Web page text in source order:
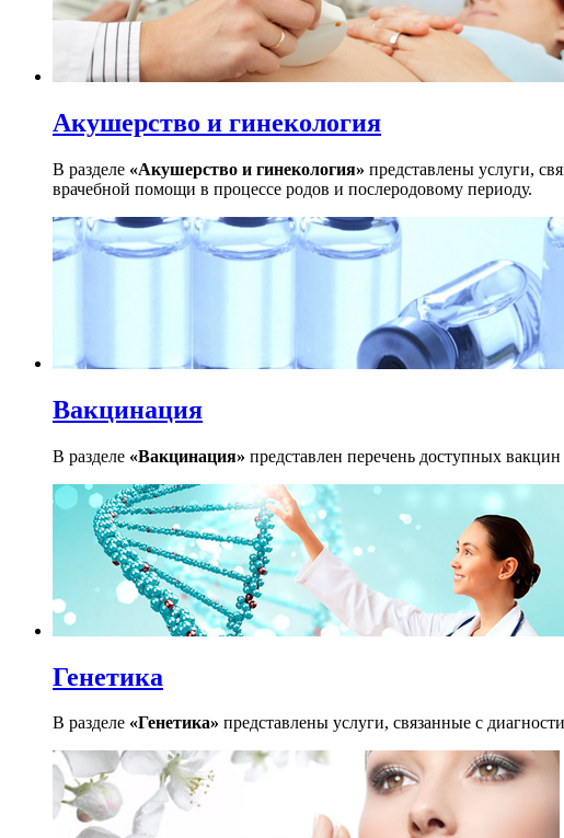
Акушерство и гинекология
В разделе «Акушерство и гинекология» представлены услуги,
врачебной помощи в процессе родов и послеродовому периоду.
Вакцинация
В разделе «Вакцинация» представлен перечень доступных
Генетика
В разделе «Генетика» представлены услуги, связанные с